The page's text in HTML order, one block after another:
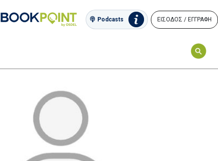
Podcasts ΕΙΣΟΔΟΣ / ΕΓΓΡΑΦΗ